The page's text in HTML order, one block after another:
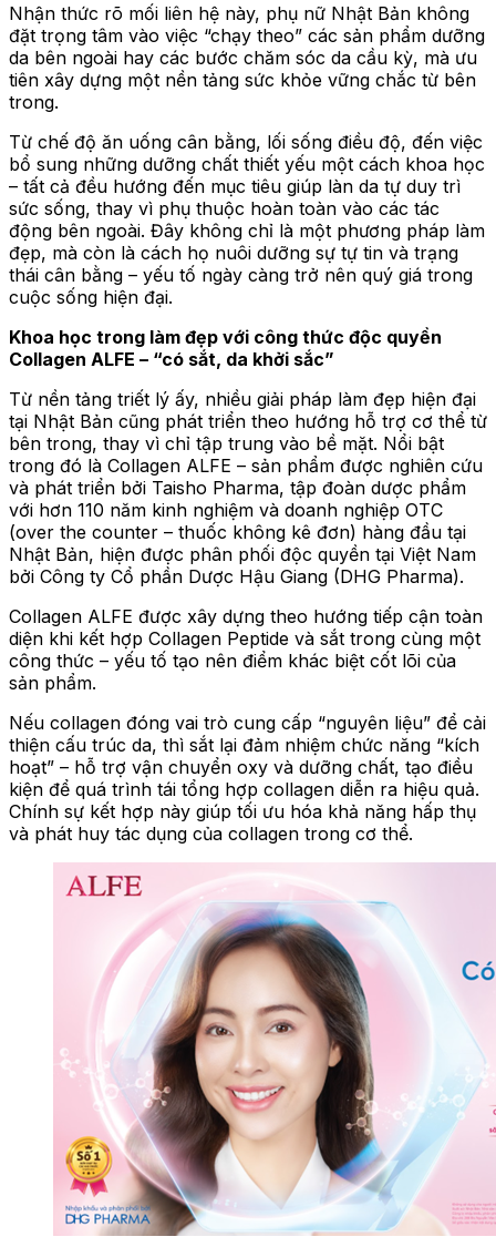
Nhận thức rõ mối liên hệ này, phụ nữ Nhật Bản không
đặt trọng tâm vào việc “chạy theo” các sản phẩm dưỡng
da bên ngoài hay các bước chăm sóc da cầu kỳ, mà ưu
tiên xây dựng một nền tảng sức khỏe vững chắc từ bên
trong.
Từ chế độ ăn uống cân bằng, lối sống điều độ, đến việc
bổ sung những dưỡng chất thiết yếu một cách khoa học
– tất cả đều hướng đến mục tiêu giúp làn da tự duy trì
sức sống, thay vì phụ thuộc hoàn toàn vào các tác
động bên ngoài. Đây không chỉ là một phương pháp làm
đẹp, mà còn là cách họ nuôi dưỡng sự tự tin và trạng
thái cân bằng – yếu tố ngày càng trở nên quý giá trong
cuộc sống hiện đại.
Khoa học trong làm đẹp với công thức độc quyền
Collagen ALFE – “có sắt, da khởi sắc”
Từ nền tảng triết lý ấy, nhiều giải pháp làm đẹp hiện đại
tại Nhật Bản cũng phát triển theo hướng hỗ trợ cơ thể từ
bên trong, thay vì chỉ tập trung vào bề mặt. Nổi bật
trong đó là Collagen ALFE – sản phẩm được nghiên cứu
và phát triển bởi Taisho Pharma, tập đoàn dược phẩm
với hơn 110 năm kinh nghiệm và doanh nghiệp OTC
(over the counter – thuốc không kê đơn) hàng đầu tại
Nhật Bản, hiện được phân phối độc quyền tại Việt Nam
bởi Công ty Cổ phần Dược Hậu Giang (DHG Pharma).
Collagen ALFE được xây dựng theo hướng tiếp cận toàn
diện khi kết hợp Collagen Peptide và sắt trong cùng một
công thức – yếu tố tạo nên điểm khác biệt cốt lõi của
sản phẩm.
Nếu collagen đóng vai trò cung cấp “nguyên liệu” để cải
thiện cấu trúc da, thì sắt lại đảm nhiệm chức năng “kích
hoạt” – hỗ trợ vận chuyển oxy và dưỡng chất, tạo điều
kiện để quá trình tái tổng hợp collagen diễn ra hiệu quả.
Chính sự kết hợp này giúp tối ưu hóa khả năng hấp thụ
và phát huy tác dụng của collagen trong cơ thể.